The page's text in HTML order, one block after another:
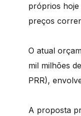
próprios hoje
preços
O atual
mil milhões
PRR),
A proposta